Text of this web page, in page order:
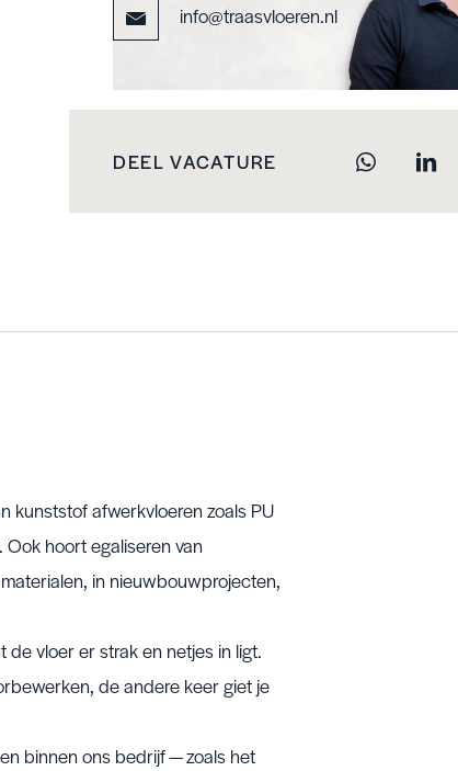
info@traasvloeren.nl
DEEL VACATURE
kunststof afwerkvloeren zoals PU
hoort egaliseren van
in nieuwbouwprojecten,
de vloer er strak en netjes in ligt.
de andere keer giet je
binnen ons bedrijf — zoals het